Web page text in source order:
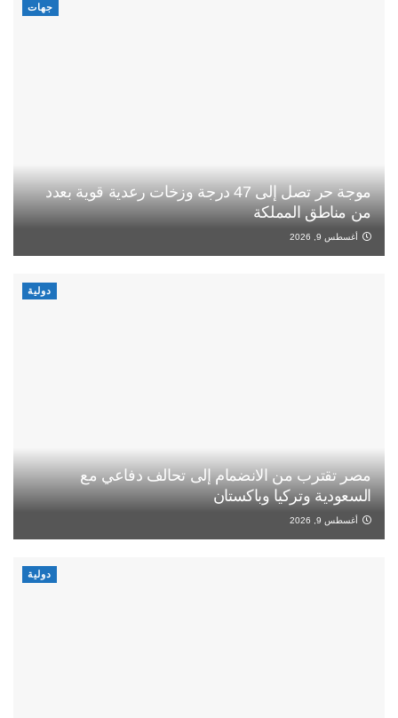
جهات
موجة حر تصل إلى 47 درجة وزخات رعدية قوية بعدد
من مناطق المملكة
أغسطس 9, 2026
دولية
مصر تقترب من الانضمام إلى تحالف دفاعي مع
السعودية وتركيا وباكستان
أغسطس 9, 2026
دولية